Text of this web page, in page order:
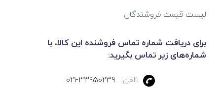
لیست قیمت فروشندگان
برای دریافت شماره تماس فروشنده این کالا، با
شماره‌های زیر تماس بگیرید:
تلفن:
021-33950239